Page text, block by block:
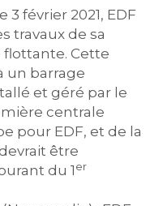
3 février 2021, EDF
travaux de sa
flottante. Cette
un barrage
et géré par le
centrale
pour EDF, et de la
être
du 1 er